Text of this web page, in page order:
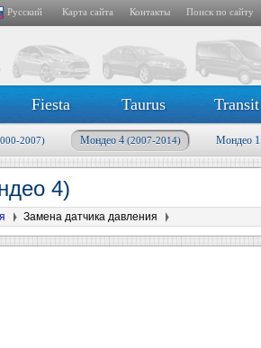
Русский Карта сайта Контакты Поиск по сайту
Fiesta Taurus Transit
2007) Мондео 4 (2007-2014) Мондео 1
4)
Замена датчика давления